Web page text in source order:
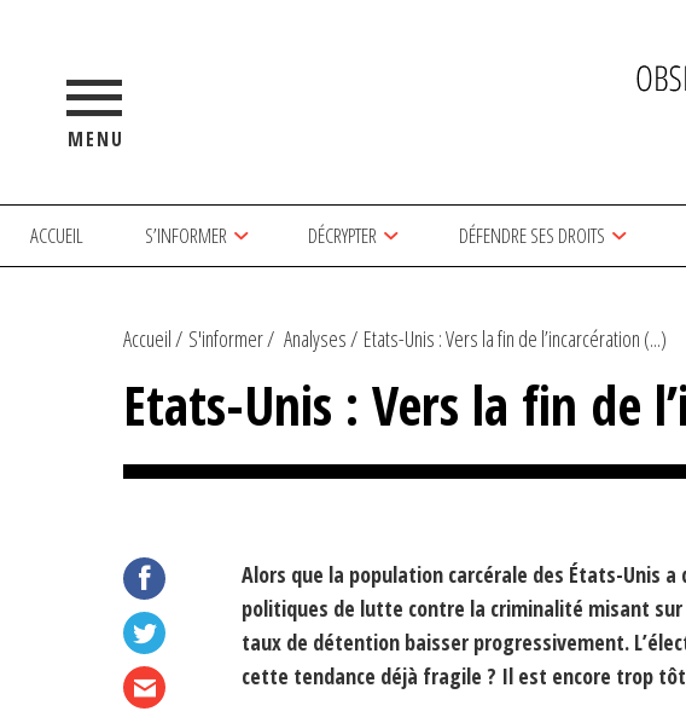
MENU
ACCUEIL S’INFORMER DÉCRYPTER DÉFENDRE SES DROITS
Accueil S'informer Analyses Etats-Unis : Vers la fin de l’incarcération (...)
Etats-Unis : Vers la fin de
Alors que la population carcérale des États-Unis
politiques de lutte contre la criminalité misant
taux de détention baisser progressivement.
cette tendance déjà fragile ? Il est encore trop